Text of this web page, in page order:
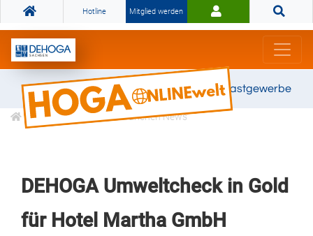
Hotline Mitglied werden
Gemeinsam stark für das Gastgewerbe
Informationen Branchen News
DEHOGA Umweltcheck in Gold
für Hotel Martha GmbH